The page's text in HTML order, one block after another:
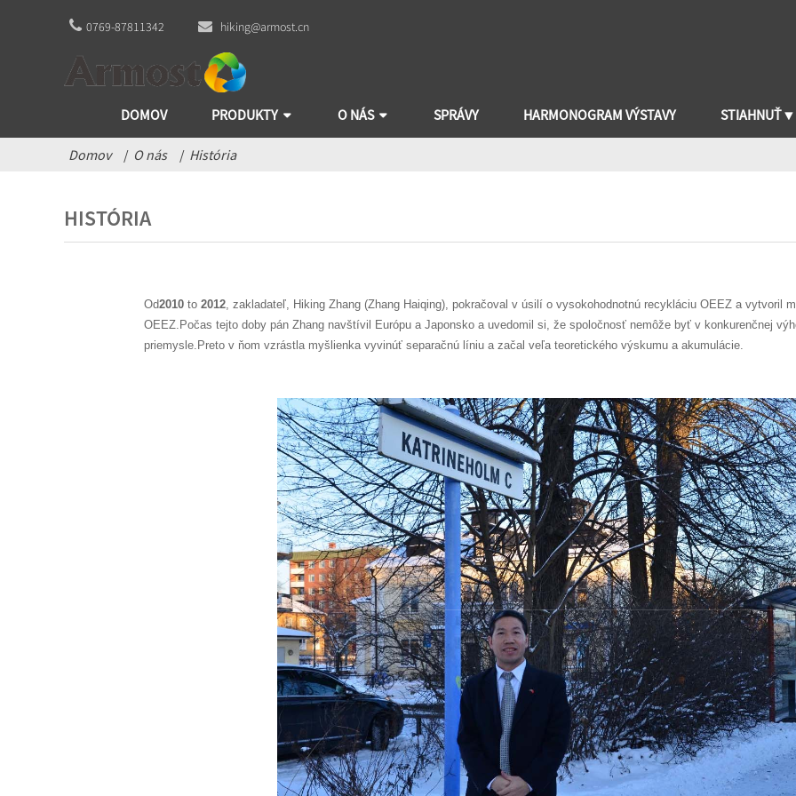
0769-87811342 hiking@armost.cn
DOMOV PRODUKTY O NÁS SPRÁVY HARMONOGRAM VÝSTAVY STIAHNUŤ ▼
Domov O nás História
HISTÓRIA
Od2010 to 2012, zakladateľ, Hiking Zhang (Zhang Haiqing), pokračoval v úsilí o vysokohodnotnú recykláciu OEEZ a vytvoril
OEEZ.Počas tejto doby pán Zhang navštívil Európu a Japonsko a uvedomil si, že spoločnosť nemôže byť v konkurenčnej
priemysle.Preto v ňom vzrástla myšlienka vyvinúť separačnú líniu a začal veľa teoretického výskumu a akumulácie.